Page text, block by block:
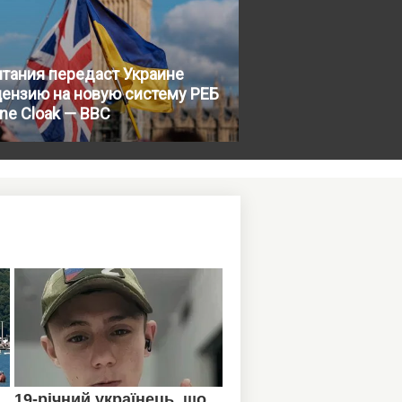
передаст Украине
на новую систему РЕБ
Cloak — BBC